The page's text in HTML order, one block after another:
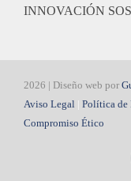
INNOVACIÓN
2026 | Diseño web por
Aviso Legal
Política de
Compromiso Ético